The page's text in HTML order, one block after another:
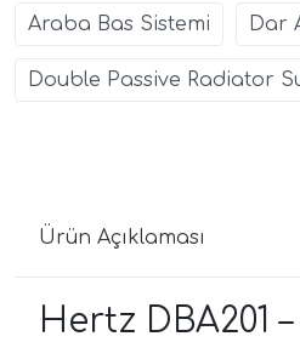
Araba Bas Sistemi Dar
Double Passive Radiator
Ürün Açıklaması
Hertz DBA201